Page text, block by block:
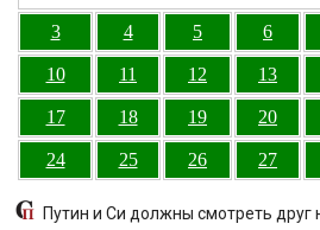
3 4 5 6
10 11 12 13
17 18 19 20
24 25 26 27
Путин и Си должны смотреть друг